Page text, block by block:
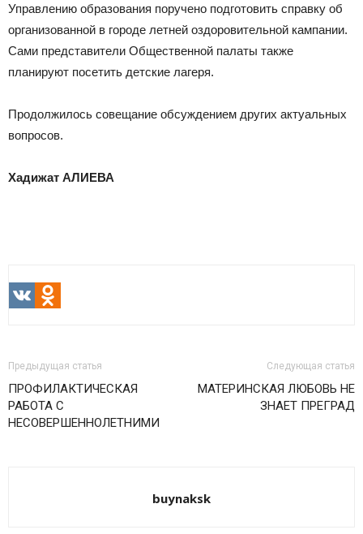
Управлению образования поручено подготовить справку об
организованной в городе летней оздоровительной кампании.
Сами представители Общественной палаты также
планируют посетить детские лагеря.
Продолжилось совещание обсуждением других актуальных
вопросов.
Хадижат АЛИЕВА
Предыдущая статья
ПРОФИЛАКТИЧЕСКАЯ
РАБОТА С
НЕСОВЕРШЕННОЛЕТНИМИ
Следующая статья
МАТЕРИНСКАЯ ЛЮБОВЬ НЕ
ЗНАЕТ ПРЕГРАД
buynaksk